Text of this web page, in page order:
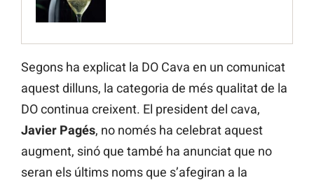
Segons ha explicat la DO Cava en un comunicat
aquest dilluns, la categoria de més qualitat de la
DO continua creixent. El president del cava,
Javier Pagés, no només ha celebrat aquest
augment, sinó que també ha anunciat que no
seran els últims noms que s’afegiran a la